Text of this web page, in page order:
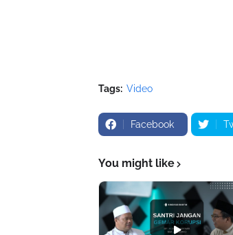
Tags: Video
Facebook
You might like